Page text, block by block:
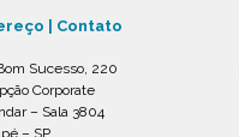
| Contato
Sucesso, 220
Corporate
– Sala 3804
– SP